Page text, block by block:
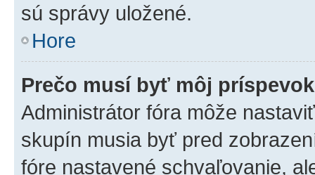
sú správy uložené.
Hore
Prečo musí byť môj
Administrátor fóra môže
skupín musia byť pred
fóre nastavené schvaľovanie,